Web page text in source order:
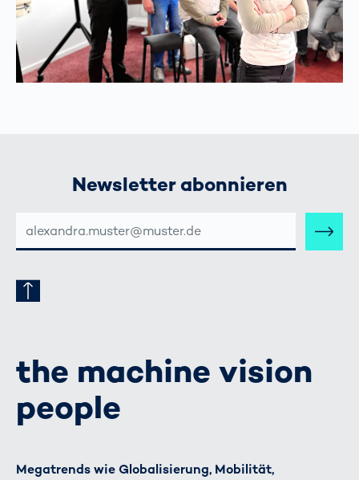
Newsletter abonnieren
MAIL-
ADRESSE
the machine vision
people
Megatrends wie Globalisierung, Mobilität,